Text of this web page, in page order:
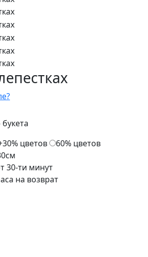
цветов
60% цветов
30-ти минут
на возврат